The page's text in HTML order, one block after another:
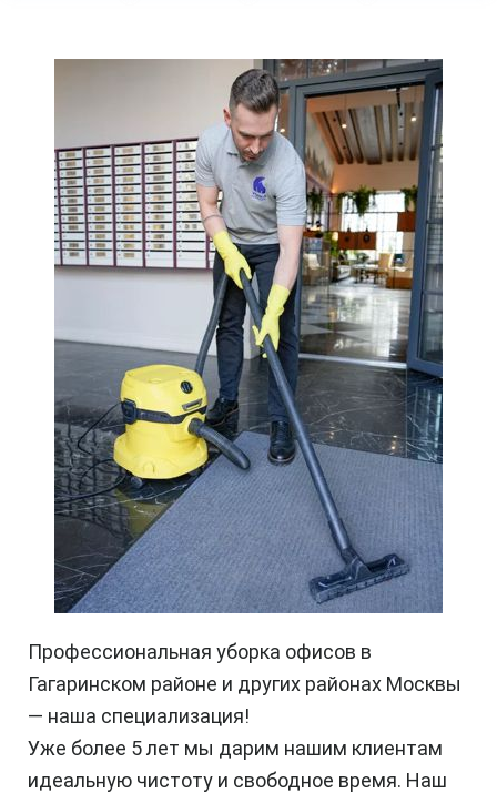
Профессиональная уборка офисов в
Гагаринском районе и других районах Москвы
— наша специализация!
Уже более 5 лет мы дарим нашим клиентам
идеальную чистоту и свободное время. Наш